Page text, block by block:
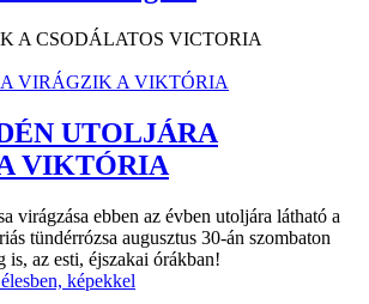
A CSODÁLATOS VICTORIA
UTOLJÁRA
VIKTÓRIA
virágzása ebben az évben utoljára látható a
tündérrózsa augusztus 30-án szombaton
az esti, éjszakai órákban!